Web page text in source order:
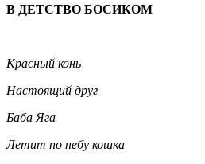
В ДЕТСТВО БОСИКОМ
Красный конь
Настоящий друг
Баба Яга
Летит по небу кошка